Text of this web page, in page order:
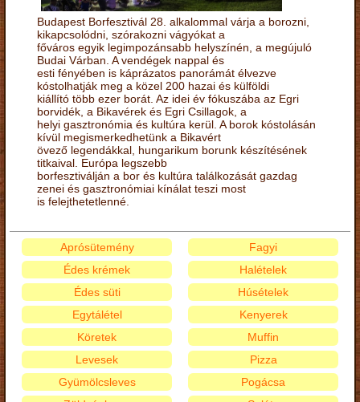
Budapest Borfesztivál 28. alkalommal várja a borozni,
kikapcsolódni, szórakozni vágyókat a
főváros egyik legimpozánsabb helyszínén, a megújuló
Budai Várban. A vendégek nappal és
esti fényében is káprázatos panorámát élvezve
kóstolhatják meg a közel 200 hazai és külföldi
kiállító több ezer borát. Az idei év fókuszába az Egri
borvidék, a Bikavérek és Egri Csillagok, a
helyi gasztronómia és kultúra kerül. A borok kóstolásán
kívül megismerkedhetünk a Bikavért
övező legendákkal, hungarikum borunk készítésének
titkaival. Európa legszebb
borfesztiválján a bor és kultúra találkozását gazdag
zenei és gasztronómiai kínálat teszi most
is felejthetetlenné.
Aprósütemény
Édes krémek
Édes süti
Egytálétel
Fagyi
Halételek
Húsételek
Kenyerek
Köretek
Levesek
Gyümölcsleves
Muffin
Pizza
Pogácsa